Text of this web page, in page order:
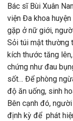
Bác sĩ Bùi Xuân
viện Đa khoa
gặp ở nữ giới,
Sỏi túi mật thường
kích thước tăng
chứng như đau
sốt… Để phòng
độ ăn uống, sinh
Bên cạnh đó,
định kỳ để phát